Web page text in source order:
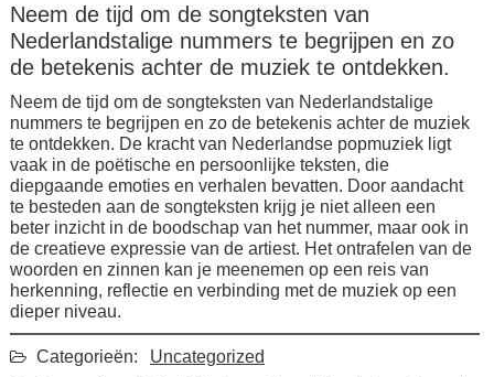
Neem de tijd om de songteksten van
Nederlandstalige nummers te begrijpen en zo
de betekenis achter de muziek te ontdekken.
Neem de tijd om de songteksten van Nederlandstalige
nummers te begrijpen en zo de betekenis achter de muziek
te ontdekken. De kracht van Nederlandse popmuziek ligt
vaak in de poëtische en persoonlijke teksten, die
diepgaande emoties en verhalen bevatten. Door aandacht
te besteden aan de songteksten krijg je niet alleen een
beter inzicht in de boodschap van het nummer, maar ook in
de creatieve expressie van de artiest. Het ontrafelen van de
woorden en zinnen kan je meenemen op een reis van
herkenning, reflectie en verbinding met de muziek op een
dieper niveau.
Categorieën:
Uncategorized